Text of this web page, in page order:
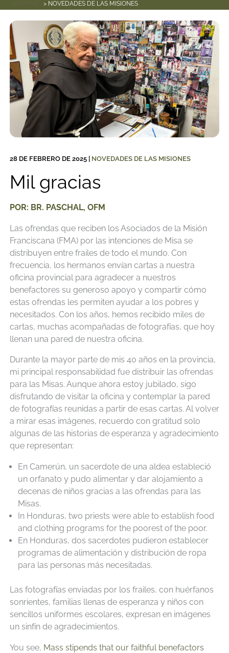
> NOVEDADES DE LAS MISIONES
28 DE FEBRERO DE 2025 NOVEDADES DE LAS MISIONES
Mil gracias
POR: BR. PASCHAL, OFM
Las ofrendas que reciben los Asociados de la Misión
Franciscana (FMA) por las intenciones de Misa se
distribuyen entre frailes de todo el mundo. Con
frecuencia, los hermanos envían cartas a nuestra
oficina provincial para agradecer a nuestros
benefactores su generoso apoyo y compartir cómo
estas ofrendas les permiten ayudar a los pobres y
necesitados. Con los años, hemos recibido miles de
cartas, muchas acompañadas de fotografías, que hoy
llenan una pared de nuestra oficina.
Durante la mayor parte de mis 40 años en la provincia,
mi principal responsabilidad fue distribuir las ofrendas
para las Misas. Aunque ahora estoy jubilado, sigo
disfrutando de visitar la oficina y contemplar la pared
de fotografías reunidas a partir de esas cartas. Al volver
a mirar esas imágenes, recuerdo con gratitud solo
algunas de las historias de esperanza y agradecimiento
que representan:
En Camerún, un sacerdote de una aldea estableció
un orfanato y pudo alimentar y dar alojamiento a
decenas de niños gracias a las ofrendas para las
Misas.
In Honduras, two priests were able to establish food
and clothing programs for the poorest of the poor.
En Honduras, dos sacerdotes pudieron establecer
programas de alimentación y distribución de ropa
para las personas más necesitadas.
Las fotografías enviadas por los frailes, con huérfanos
sonrientes, familias llenas de esperanza y niños con
sencillos uniformes escolares, expresan en imágenes
un sinfín de agradecimientos.
You see, ​​ Mass stipends that our faithful benefactors